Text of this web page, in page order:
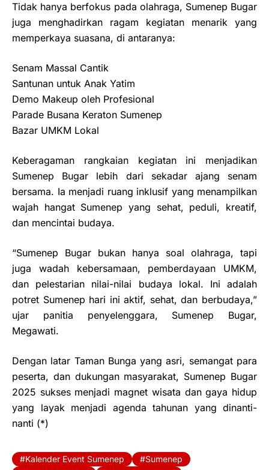
Tidak hanya berfokus pada olahraga, Sumenep Bugar
juga menghadirkan ragam kegiatan menarik yang
memperkaya suasana, di antaranya:
Senam Massal Cantik
Santunan untuk Anak Yatim
Demo Makeup oleh Profesional
Parade Busana Keraton Sumenep
Bazar UMKM Lokal
Keberagaman rangkaian kegiatan ini menjadikan
Sumenep Bugar lebih dari sekadar ajang senam
bersama. Ia menjadi ruang inklusif yang menampilkan
wajah hangat Sumenep yang sehat, peduli, kreatif,
dan mencintai budaya.
“Sumenep Bugar bukan hanya soal olahraga, tapi
juga wadah kebersamaan, pemberdayaan UMKM,
dan pelestarian nilai-nilai budaya lokal. Ini adalah
potret Sumenep hari ini aktif, sehat, dan berbudaya,”
ujar panitia penyelenggara, Sumenep Bugar,
Megawati.
Dengan latar Taman Bunga yang asri, semangat para
peserta, dan dukungan masyarakat, Sumenep Bugar
2025 sukses menjadi magnet wisata dan gaya hidup
yang layak menjadi agenda tahunan yang dinanti-
nanti (*)
Kalender Event Sumenep
Sumenep